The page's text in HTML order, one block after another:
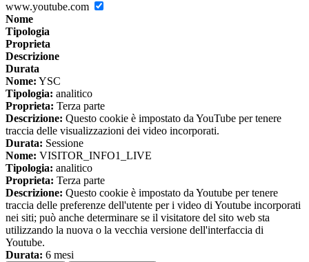
www.youtube.com
Nome
Tipologia
Proprieta
Descrizione
Durata
Nome: YSC
Tipologia: analitico
Proprieta: Terza parte
Descrizione: Questo cookie è impostato da YouTube per tenere
traccia delle visualizzazioni dei video incorporati.
Durata: Sessione
Nome: VISITOR_INFO1_LIVE
Tipologia: analitico
Proprieta: Terza parte
Descrizione: Questo cookie è impostato da Youtube per tenere
traccia delle preferenze dell'utente per i video di Youtube incorporati
nei siti; può anche determinare se il visitatore del sito web sta
utilizzando la nuova o la vecchia versione dell'interfaccia di
Youtube.
Durata: 6 mesi